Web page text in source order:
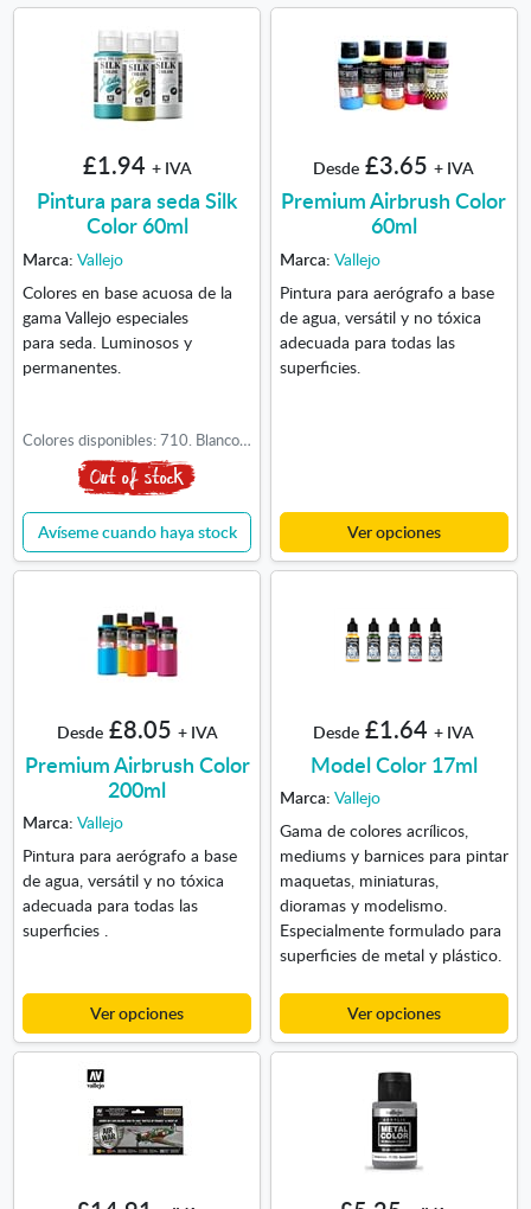
£1.94 + IVA
Pintura para seda Silk
Color 60ml
Marca: Vallejo
Colores en base acuosa de la
gama Vallejo especiales
para seda. Luminosos y
permanentes.
Colores disponibles: 710. Blanco, 711. Amarillo Limón, 721. Naranja, 723. Bermellón, 724. Cereza, 726. Rosa, 728. Burdeos, 735. Lavanda, 736. Violeta, 746. Ultramar, 749. Turquesa, 750. Caribe, 752. Esmeralda, 753. Verde Cinabrio, 755. Verde Oscuro, 757. Verde Amarillo, 764. Chocolate, 780. Antidifusor, 781. Espesante
Avíseme cuando haya stock
Desde £3.65 + IVA
Premium Airbrush Color
60ml
Marca: Vallejo
Pintura para aerógrafo a base
de agua, versátil y no tóxica
adecuada para todas las
superficies.
Ver opciones
Desde £8.05 + IVA
Premium Airbrush Color
200ml
Marca: Vallejo
Pintura para aerógrafo a base
de agua, versátil y no tóxica
adecuada para todas las
superficies .
Ver opciones
Desde £1.64 + IVA
Model Color 17ml
Marca: Vallejo
Gama de colores acrílicos,
mediums y barnices para pintar
maquetas, miniaturas,
dioramas y modelismo.
Especialmente formulado para
superficies de metal y plástico.
Ver opciones